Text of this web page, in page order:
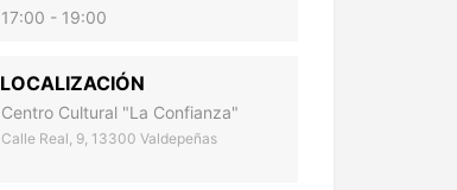
17:00 - 19:00
LOCALIZACIÓN
Centro Cultural "La Confianza"
Calle Real, 9, 13300 Valdepeñas